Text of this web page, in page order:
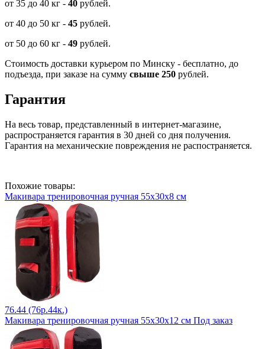
от 35 до 40 кг - 40 рублей.
от 40 до 50 кг - 45 рублей.
от 50 до 60 кг - 49 рублей.
Стоимость доставки курьером по Минску - бесплатно, до
подъезда, при заказе на сумму свыше 250 рублей.
Гарантия
На весь товар, представленный в интернет-магазине,
распространяется гарантия в 30 дней со дня получения.
Гарантия на механические повреждения не распостраняется.
Похожие товары:
Макивара тренировочная ручная 55х30х8 см
76.44 (76р.44к.)
Макивара тренировочная ручная 55х30х12 см Под заказ